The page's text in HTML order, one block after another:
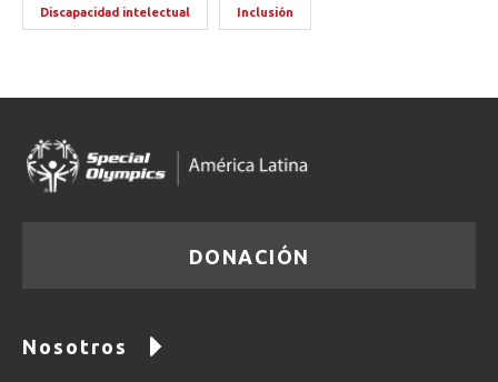
Discapacidad intelectual Inclusión
DONACIÓN
Nosotros